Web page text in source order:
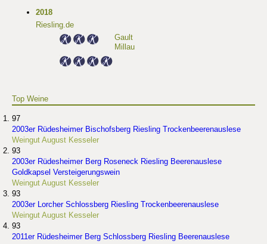
2018
Riesling.de
Gault
Millau
Top Weine
97
2003er Rüdesheimer Bischofsberg Riesling Trockenbeerenauslese
Weingut August Kesseler
93
2003er Rüdesheimer Berg Roseneck Riesling Beerenauslese
Goldkapsel Versteigerungswein
Weingut August Kesseler
93
2003er Lorcher Schlossberg Riesling Trockenbeerenauslese
Weingut August Kesseler
93
2011er Rüdesheimer Berg Schlossberg Riesling Beerenauslese